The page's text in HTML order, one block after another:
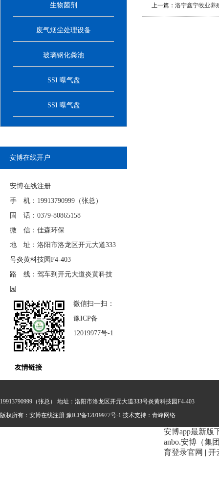
生物菌剂
废气烟尘处理设备
玻璃钢化粪池
SSI 曝气盘
SSI 曝气盘
安博在线开户
安博在线注册
手 机：19913790999（张总）
固 话：0379-80865158
微 信：佳森环保
地 址：洛阳市洛龙区开元大道333
号炎黄科技园F4-403
路 线：驾车到开元大道炎黄科技
园
微信扫一扫：
豫ICP备
12019977号-1
上一篇： 洛宁鑫宁牧业养
友情链接
19913790999（张总） 地址：洛阳市洛龙区开元大道333号炎黄科技园F4-403
版权所有：安博在线注册 豫ICP备12019977号-1 技术支持： 青峰网络
安博app最新版
anbo.安博（集
育登录官网 | 开